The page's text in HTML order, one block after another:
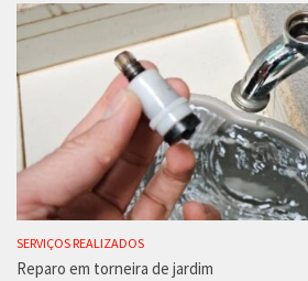
SERVIÇOS REALIZADOS
Reparo em torneira de jardim